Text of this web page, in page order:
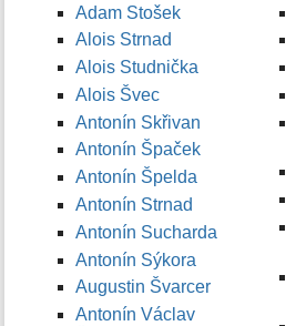
Adam Stošek
Alois Strnad
Alois Studnička
Alois Švec
Antonín Skřivan
Antonín Špaček
Antonín Špelda
Antonín Strnad
Antonín Sucharda
Antonín Sýkora
Augustin Švarcer
Antonín Václav